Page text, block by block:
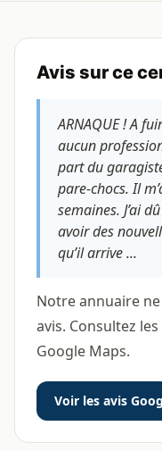
Avis sur ce
ARNAQUE ! A
aucun
part du
pare-chocs. Il
semaines. J’ai
avoir des
qu’il arrive ...
Notre annuaire
avis. Consultez
Google Maps.
Voir les avis